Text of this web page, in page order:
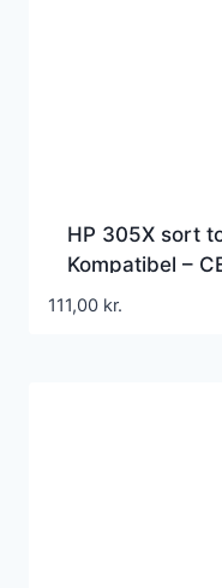
HP 305X sort
Kompatibel –
111,00 kr.